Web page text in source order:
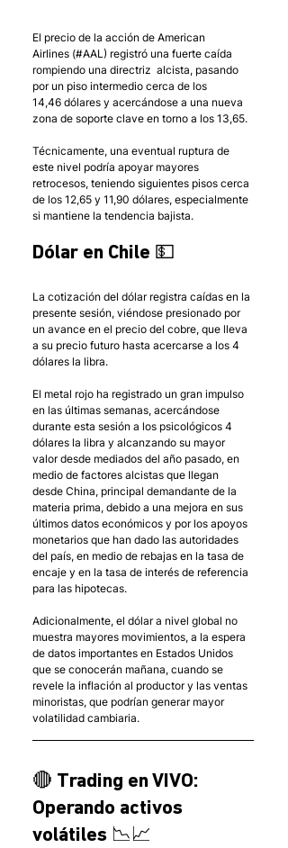
El precio de la acción de American
Airlines (#AAL) registró una fuerte caída
rompiendo una directriz  alcista, pasando
por un piso intermedio cerca de los
14,46 dólares y acercándose a una nueva
zona de soporte clave en torno a los 13,65.
Técnicamente, una eventual ruptura de
este nivel podría apoyar mayores
retrocesos, teniendo siguientes pisos cerca
de los 12,65 y 11,90 dólares, especialmente
si mantiene la tendencia bajista.
Dólar en Chile 💵
La cotización del dólar registra caídas en la
presente sesión, viéndose presionado por
un avance en el precio del cobre, que lleva
a su precio futuro hasta acercarse a los 4
dólares la libra.
El metal rojo ha registrado un gran impulso
en las últimas semanas, acercándose
durante esta sesión a los psicológicos 4
dólares la libra y alcanzando su mayor
valor desde mediados del año pasado, en
medio de factores alcistas que llegan
desde China, principal demandante de la
materia prima, debido a una mejora en sus
últimos datos económicos y por los apoyos
monetarios que han dado las autoridades
del país, en medio de rebajas en la tasa de
encaje y en la tasa de interés de referencia
para las hipotecas.
Adicionalmente, el dólar a nivel global no
muestra mayores movimientos, a la espera
de datos importantes en Estados Unidos
que se conocerán mañana, cuando se
revele la inflación al productor y las ventas
minoristas, que podrían generar mayor
volatilidad cambiaria.
🔴 Trading en VIVO:
Operando activos
volátiles 📉📈